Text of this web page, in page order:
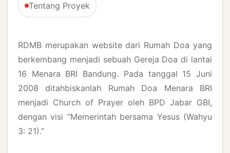
Tentang Proyek
RDMB merupakan website dari Rumah Doa yang
berkembang menjadi sebuah Gereja Doa di lantai
16 Menara BRI Bandung. Pada tanggal 15 Juni
2008 ditahbiskanlah Rumah Doa Menara BRI
menjadi Church of Prayer oleh BPD Jabar GBI,
dengan visi “Memerintah bersama Yesus (Wahyu
3: 21).”